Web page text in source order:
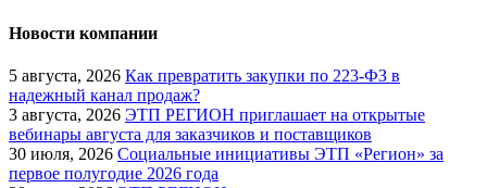
Новости компании
5 августа, 2026 Как превратить закупки по 223-ФЗ в
надежный канал продаж?
3 августа, 2026 ЭТП РЕГИОН приглашает на открытые
вебинары августа для заказчиков и поставщиков
30 июля, 2026 Социальные инициативы ЭТП «Регион» за
первое полугодие 2026 года